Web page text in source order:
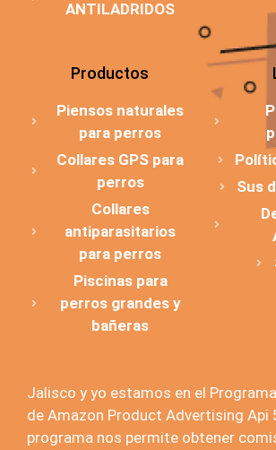
ANTILADRIDOS
Productos
Piensos naturales
para perros
Collares GPS para
perros
Collares
antiparasitarios
para perros
Piscinas para
perros grandes y
bañeras
Sus
Jalisco y yo estamos en el
de Amazon Product Advertising Api
programa nos permite obtener